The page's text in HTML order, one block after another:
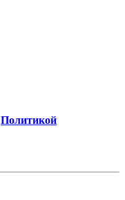
Политикой